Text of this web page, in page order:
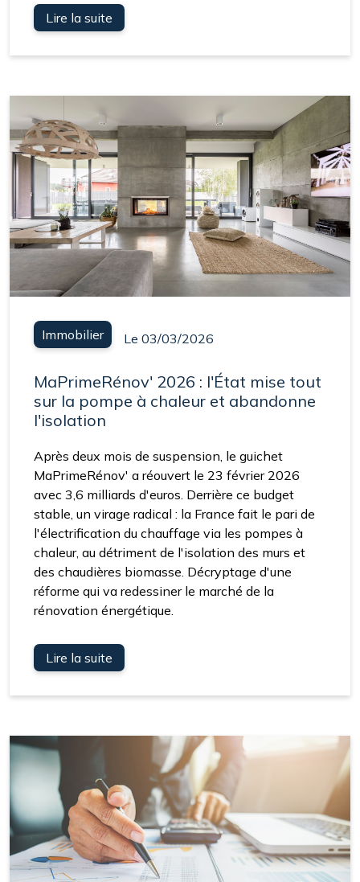
Lire la suite
Immobilier Le 03/03/2026
MaPrimeRénov' 2026 : l'État mise tout
sur la pompe à chaleur et abandonne
l'isolation
Après deux mois de suspension, le guichet
MaPrimeRénov' a réouvert le 23 février 2026
avec 3,6 milliards d'euros. Derrière ce budget
stable, un virage radical : la France fait le pari de
l'électrification du chauffage via les pompes à
chaleur, au détriment de l'isolation des murs et
des chaudières biomasse. Décryptage d'une
réforme qui va redessiner le marché de la
rénovation énergétique.
Lire la suite